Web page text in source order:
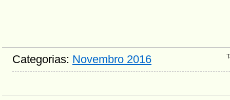
Categorias: Novembro 2016